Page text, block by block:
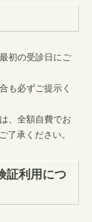
初の受診日にご
も必ずご提示く
、全額自費でお
了承ください。
証利用につ